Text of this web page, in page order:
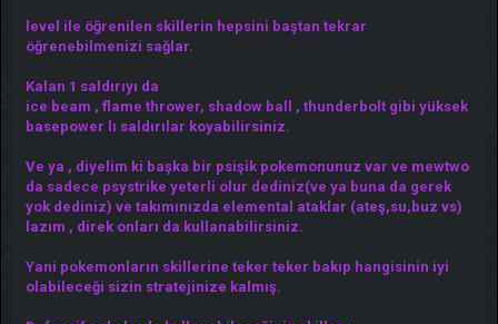
level ile öğrenilen skillerin hepsini baştan tekrar
öğrenebilmenizi sağlar.
Kalan 1 saldırıyı da
ice beam , flame thrower, shadow ball , thunderbolt gibi yüksek
basepower lı saldırılar koyabilirsiniz.
Ve ya , diyelim ki başka bir psişik pokemonunuz var ve mewtwo
da sadece psystrike yeterli olur dediniz(ve ya buna da gerek
yok dediniz) ve takımınızda elemental ataklar (ateş,su,buz vs)
lazım , direk onları da kullanabilirsiniz.
Yani pokemonların skillerine teker teker bakıp hangisinin iyi
olabileceği sizin stratejinize kalmış.